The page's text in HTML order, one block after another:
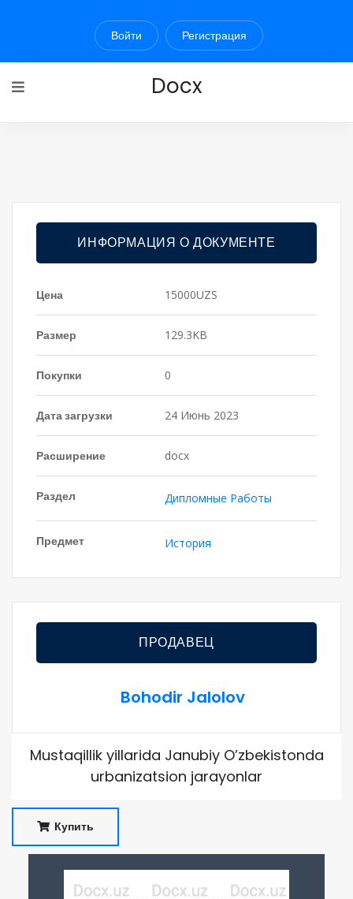
Войти Регистрация
Docx
ИНФОРМАЦИЯ О ДОКУМЕНТЕ
Цена 15000UZS
Размер 129.3KB
Покупки 0
Дата загрузки 24 Июнь 2023
Расширение docx
Раздел Дипломные Работы
Предмет История
ПРОДАВЕЦ
Bohodir Jalolov
Mustaqillik yillarida Janubiy O’zbekistonda
urbanizatsion jarayonlar
Купить